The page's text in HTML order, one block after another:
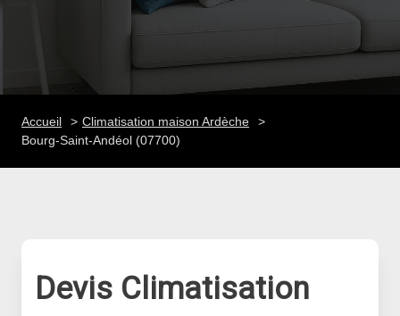
Accueil
Climatisation maison Ardèche
Bourg-Saint-Andéol (07700)
Devis Climatisation